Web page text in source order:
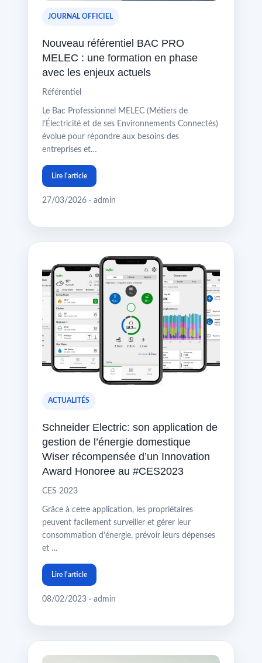
JOURNAL OFFICIEL
Nouveau référentiel BAC PRO
MELEC : une formation en phase
avec les enjeux actuels
Référentiel
Le Bac Professionnel MELEC (Métiers de
l’Électricité et de ses Environnements Connectés)
évolue pour répondre aux besoins des
entreprises et…
Lire l'article
27/03/2026 · admin
ACTUALITÉS
Schneider Electric: son application de
gestion de l’énergie domestique
Wiser récompensée d’un Innovation
Award Honoree au #CES2023
CES 2023
Grâce à cette application, les propriétaires
peuvent facilement surveiller et gérer leur
consommation d’énergie, prévoir leurs dépenses
et …
Lire l'article
08/02/2023 · admin